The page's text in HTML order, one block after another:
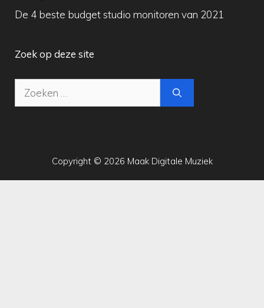
De 4 beste budget studio monitoren van 2021
Zoek op deze site
Zoek
naar:
Copyright © 2026 Maak Digitale Muziek